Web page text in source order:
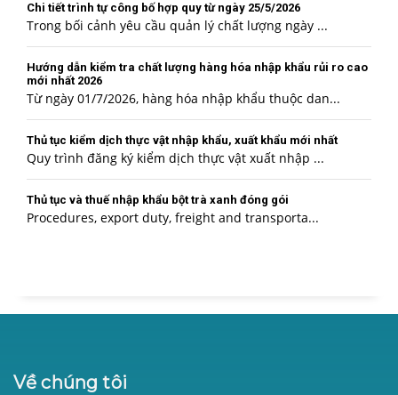
Chi tiết trình tự công bố hợp quy từ ngày 25/5/2026
Trong bối cảnh yêu cầu quản lý chất lượng ngày ...
Hướng dẫn kiểm tra chất lượng hàng hóa nhập khẩu rủi ro cao
mới nhất 2026
Từ ngày 01/7/2026, hàng hóa nhập khẩu thuộc dan...
Thủ tục kiểm dịch thực vật nhập khẩu, xuất khẩu mới nhất
Quy trình đăng ký kiểm dịch thực vật xuất nhập ...
Thủ tục và thuế nhập khẩu bột trà xanh đóng gói
Procedures, export duty, freight and transporta...
Về chúng tôi